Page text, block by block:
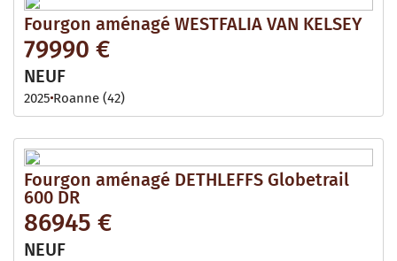
Fourgon aménagé WESTFALIA VAN KELSEY
79990 €
NEUF
2025 Roanne (42)
Fourgon aménagé DETHLEFFS Globetrail
600 DR
86945 €
NEUF